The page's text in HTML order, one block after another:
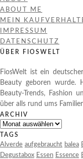
ABOUT ME
MEIN
IMPRESSUM
DATENSCHUTZ
ÜBER FIOSWELT
FiosWelt ist ein
Beauty geboren wurde.
Beauty-Trends, Fashion
über alls rund ums
ARCHIV
Archiv
TAGS
Alverde aufgebraucht balea
Degustabox Essen Essence